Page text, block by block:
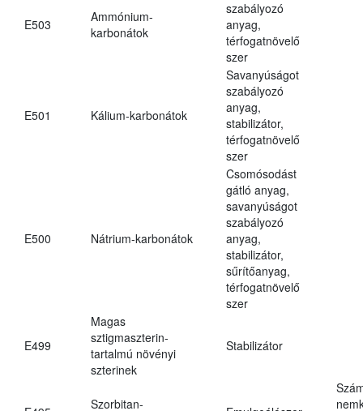
E503
Ammónium-
karbonátok
szabályozó
anyag,
térfogatnövelő
szer
E501 Kálium-karbonátok
Savanyúságot
szabályozó
anyag,
stabilizátor,
térfogatnövelő
szer
E500 Nátrium-karbonátok
Csomósodást
gátló anyag,
savanyúságot
szabályozó
anyag,
stabilizátor,
sűrítőanyag,
térfogatnövelő
szer
E499
Magas
sztigmaszterin-
tartalmú növényi
szterinek
Stabilizátor
Szorbitan-